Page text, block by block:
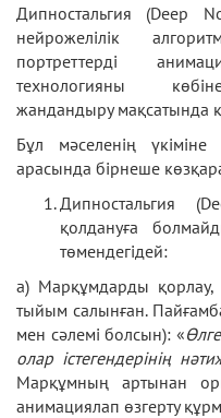
Дипностальгия (Deep
нейрожелілік
портреттерді
технологияны
жандандыру мақсатында
Бұл мәселенің үкіміне
арасында бірнеше
Дипностальгия
қолдануға
төмендегідей:
а) Марқұмдарды қорлау,
тыйым салынған.
мен сәлемі болсын): «
олар істегендерінің
Марқұмның артынан
анимациялап өзгерту